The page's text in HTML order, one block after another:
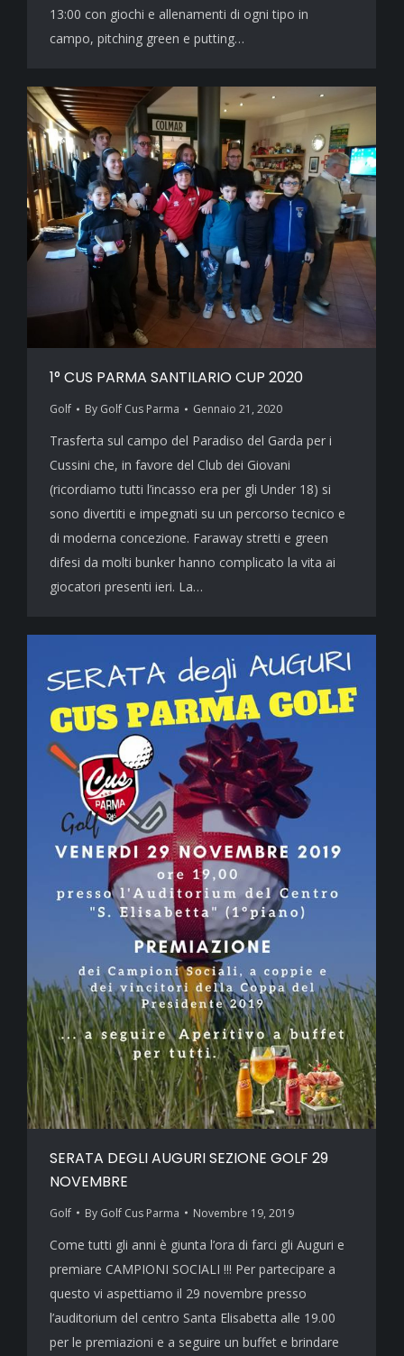
13:00 con giochi e allenamenti di ogni tipo in
campo, pitching green e putting…
1° CUS PARMA SANTILARIO CUP 2020
Golf By Golf Cus Parma Gennaio 21, 2020
Trasferta sul campo del Paradiso del Garda per i
Cussini che, in favore del Club dei Giovani
(ricordiamo tutti l’incasso era per gli Under 18) si
sono divertiti e impegnati su un percorso tecnico e
di moderna concezione. Faraway stretti e green
difesi da molti bunker hanno complicato la vita ai
giocatori presenti ieri. La…
SERATA DEGLI AUGURI SEZIONE GOLF 29
NOVEMBRE
Golf By Golf Cus Parma Novembre 19, 2019
Come tutti gli anni è giunta l’ora di farci gli Auguri e
premiare CAMPIONI SOCIALI !!! Per partecipare a
questo vi aspettiamo il 29 novembre presso
l’auditorium del centro Santa Elisabetta alle 19.00
per le premiazioni e a seguire un buffet e brindare